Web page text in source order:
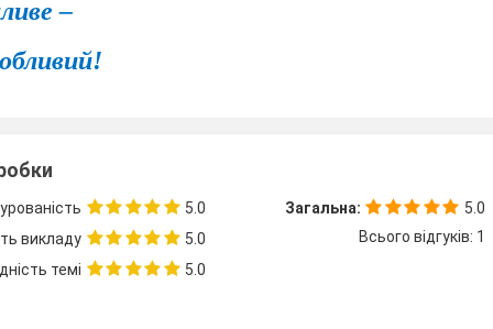
–
на хмаринках на дошці біля сонечка.
день особливий?
вітаю вас з цим особливим святковим
5.0
викладу
5.0
темі
5.0
Загальна:
5.0
Всього відгуків: 1